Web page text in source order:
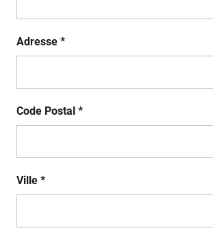
Adresse *
Code Postal *
Ville *